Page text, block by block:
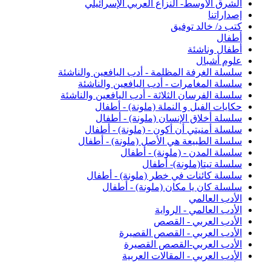
الشرق الأوسط- النزاع العربي الإسرائيلي
إصداراتنا
كتب د/ خالد توفيق
أطفال
أطفال وناشئة
علوم أشبال
سلسلة الغرفة المظلمة - أدب اليافعين والناشئة
سلسلة المغامرات - أدب اليافعين والناشئة
سلسلة الفرسان الثلاثة - أدب اليافعين والناشئة
حكايات الفيل و النملة (ملونة) - أطفال
سلسلة أخلاق الإنسان (ملونة) - أطفال
سلسلة أمنيتي أن أكون - (ملونة) - أطفال
سلسلة الطبيعة هي الأصل (ملونة) - أطفال
سلسلة المدن - (ملونة) - أطفال
سلسلة تيتا(ملونة)- أطفال
سلسلة كائنات في خطر (ملونة) - أطفال
سلسلة كان يا مكان (ملونة) - أطفال
الأدب العالمي
الأدب العالمي - الرواية
الأدب العربي - القصص
الأدب العربي - القصص القصيرة
الأدب العربي-القصص القصيرة
الأدب العربي - المقالات العربية